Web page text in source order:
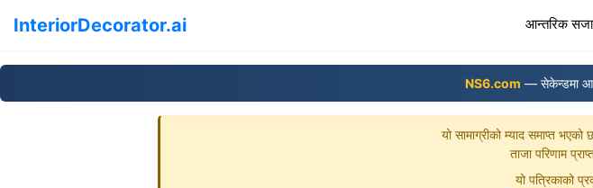
InteriorDecorator.ai आन्तरिक
NS6.com — सेकेन्डमा
यो सामाग्रीको म्याद समाप्त
ताजा परिणाम
यो पत्रिकाको